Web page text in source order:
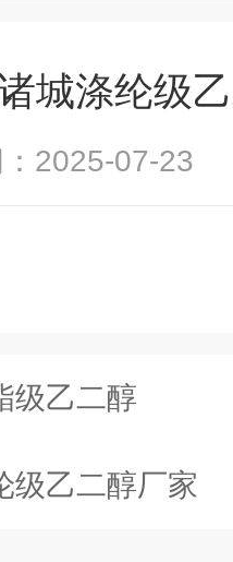
城涤纶级
：2025-07-
级乙二醇
级乙二醇厂家